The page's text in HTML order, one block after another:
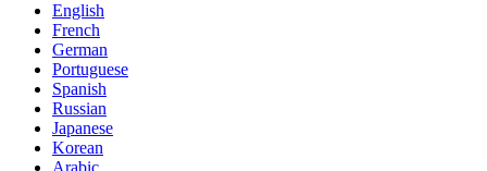
English
French
German
Portuguese
Spanish
Russian
Japanese
Korean